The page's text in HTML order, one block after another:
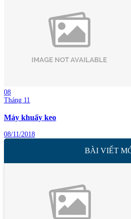
08
Tháng 11
Máy khuấy keo
08/11/2018
BÀI VIẾT